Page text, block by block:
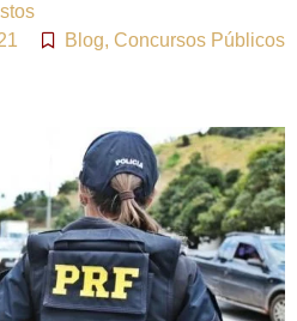
Blog, Concursos Públicos